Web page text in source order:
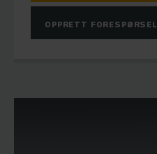
OPPRETT FORESPØRSEL